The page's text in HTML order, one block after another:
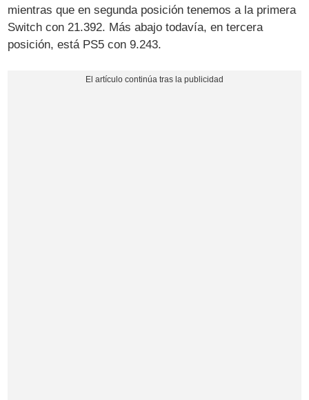
mientras que en segunda posición tenemos a la primera
Switch con 21.392. Más abajo todavía, en tercera
posición, está PS5 con 9.243.